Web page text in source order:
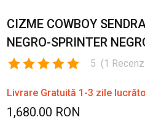
CIZME COWBOY
NEGRO-SPRINTER
5 (1
Livrare Gratuită 1-3 zile
1,680.00 RON